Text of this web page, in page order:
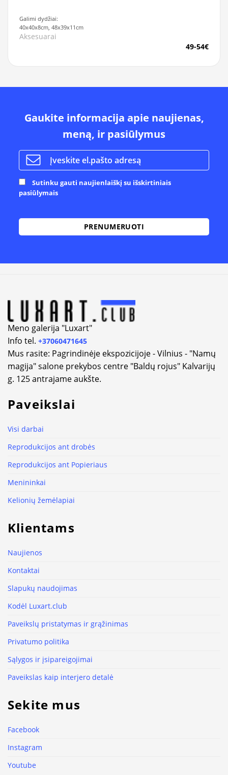
Galimi dydžiai:
40x40x8cm, 48x39x11cm
Aksesuarai
49-54€
Gaukite informacija apie naujienas,
meną, ir pasiūlymus
Sutinku gauti naujienlaiškį su išskirtiniais
pasiūlymais
Meno galerija "Luxart"
Info tel. +37060471645
Mus rasite: Pagrindinėje ekspozicijoje - Vilnius - "Namų
magija" salone prekybos centre "Baldų rojus" Kalvarijų
g. 125 antrajame aukšte.
Paveikslai
Visi darbai
Reprodukcijos ant drobės
Reprodukcijos ant Popieriaus
Menininkai
Kelionių žemėlapiai
Klientams
Naujienos
Kontaktai
Slapukų naudojimas
Kodėl Luxart.club
Paveikslų pristatymas ir grąžinimas
Privatumo politika
Sąlygos ir įsipareigojimai
Paveikslas kaip interjero detalė
Sekite mus
Facebook
Instagram
Youtube